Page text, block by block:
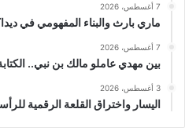
7 أغسطس، 2026
ماري بارث والبناء المفهومي في
7 أغسطس، 2026
بين مهدي عاملو مالك بن نبي..
3 أغسطس، 2026
اليسار واختراق القلعة الرقمية